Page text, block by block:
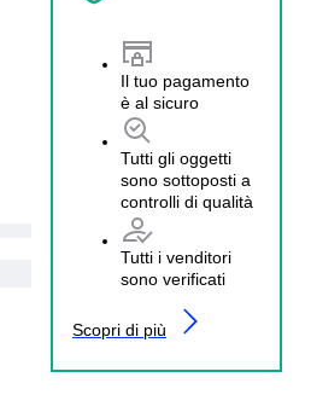
Il tuo pagamento
è al sicuro
Tutti gli oggetti
sono sottoposti a
controlli di qualità
Tutti i venditori
sono verificati
Scopri di più